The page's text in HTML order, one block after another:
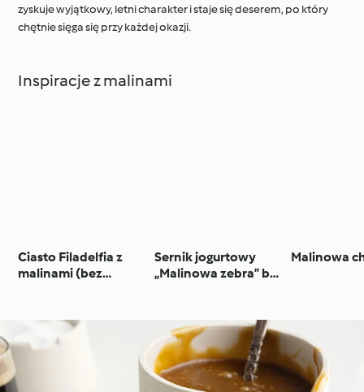
zyskuje wyjątkowy, letni charakter i staje się deserem, po który
chętnie sięga się przy każdej okazji.
Inspiracje z malinami
Ciasto Filadelfia z
malinami (bez
Sernik jogurtowy
„Malinowa zebra” bez
Malinowa